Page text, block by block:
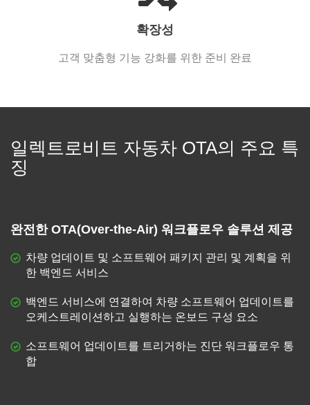
확장성
고객 맞춤형 기능 강화를 위한 준비 완료
일렉트로비트 자동차 OTA의 주요 특
징
완전한 OTA(Over-the-Air) 워크플로우 솔루션 제공
차량 업데이트 및 소프트웨어 패키지 관리 및 계획을 위
한 백엔드 서비스
백엔드 서비스에 연결하여 차량 소프트웨어 업데이트를
오케스트레이션하고 실행하는 온보드 구성 요소
소프트웨어 업데이트를 트리거하는 진단 워크플로우 통
합